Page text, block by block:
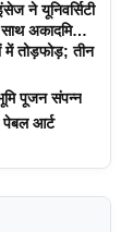
ने यूनिवर्सिटी
अकादमिक
का
में तोड़फोड़; तीन
पूजन संपन्न
पेबल आर्ट